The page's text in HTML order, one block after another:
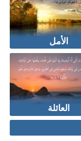
الأمل
العائلة